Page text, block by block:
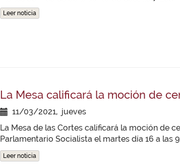
Leer noticia
La Mesa calificará la moción de
11/03/2021, jueves
La Mesa de las Cortes calificará la moción de
Parlamentario Socialista el martes día 16 a las
Leer noticia